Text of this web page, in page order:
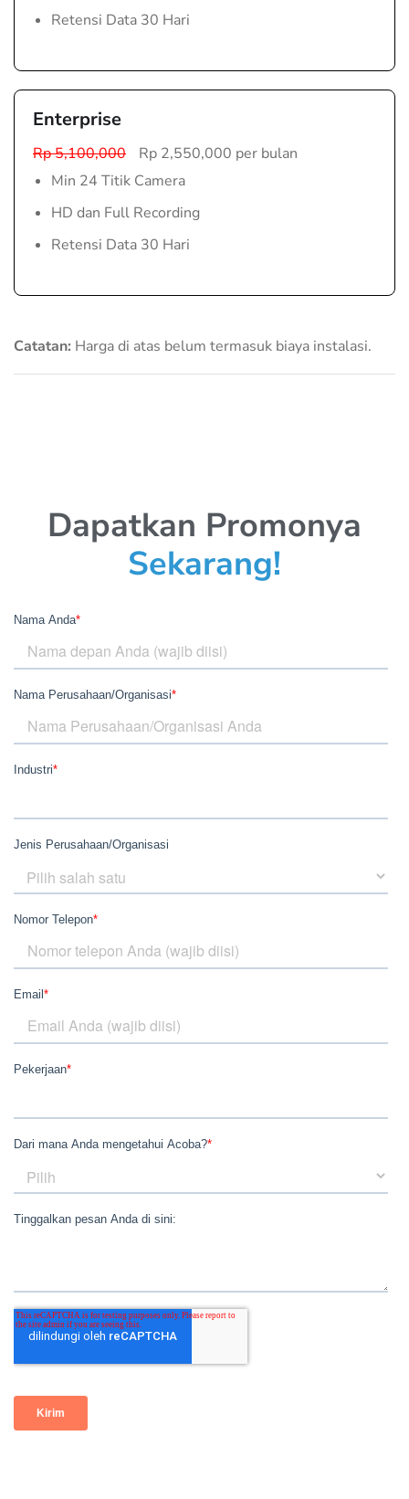
Retensi Data 30 Hari
Enterprise
Rp 5,100,000
Rp 2,550,000 per bulan
Min 24 Titik Camera
HD dan Full Recording
Retensi Data 30 Hari
Catatan: Harga di atas belum termasuk biaya instalasi.
Dapatkan Promonya
Sekarang!